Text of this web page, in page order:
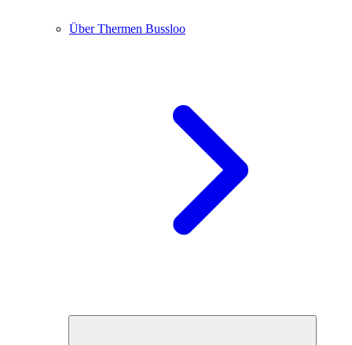
Über Thermen Bussloo